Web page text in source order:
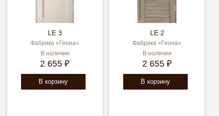
LE 3
Фабрика «Геона»
В наличии
2 655 ₽
В корзину
LE 2
Фабрика «Геона»
В наличии
2 655 ₽
В корзину